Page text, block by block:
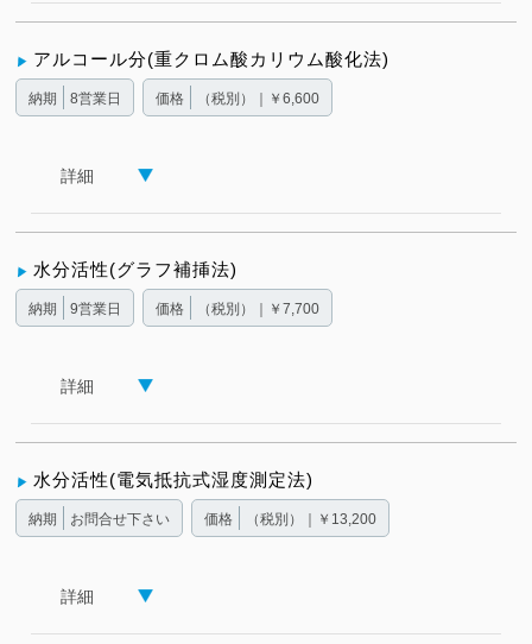
アルコール分(重クロム酸カリウム酸化法)
納期 8営業日 価格 （税別）｜￥6,600
詳細
水分活性(グラフ補挿法)
納期 9営業日 価格 （税別）｜￥7,700
詳細
水分活性(電気抵抗式湿度測定法)
納期 お問合せ下さい 価格 （税別）｜￥13,200
詳細